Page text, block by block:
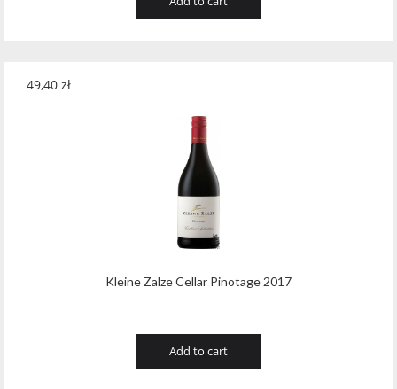
Kleine Zalze Cellar Pinotage 2017
49,40 zł
Add to cart